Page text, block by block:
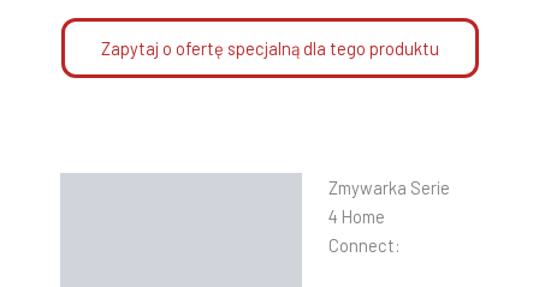
Zapytaj o ofertę specjalną dla tego produktu
Zmywarka Serie
4 Home
Connect: